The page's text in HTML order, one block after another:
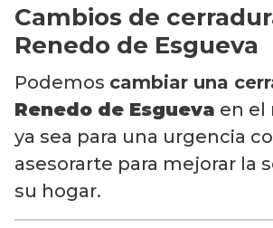
Cambios de
Renedo de Esgueva
Podemos cambiar una
Renedo de Esgueva en el
ya sea para una urgencia
asesorarte para mejorar la
su hogar.